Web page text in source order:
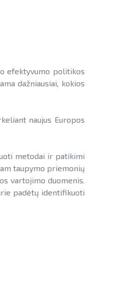
efektyvumo politikos
dažniausiai, kokios
naujus Europos
metodai ir patikimi
taupymo priemonių
vartojimo duomenis.
padėtų identifikuoti